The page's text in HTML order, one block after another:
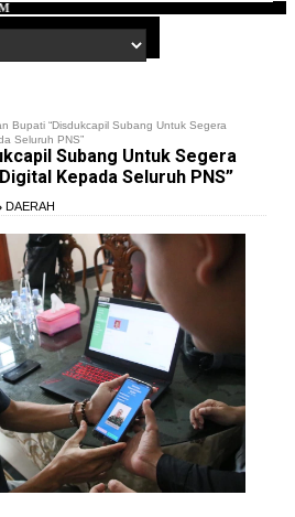
Bupati “Disdukcapil Subang Untuk Segera
Seluruh PNS”
Subang Untuk Segera
Kepada Seluruh PNS”
DAERAH